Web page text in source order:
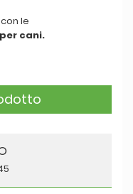
le
cani.